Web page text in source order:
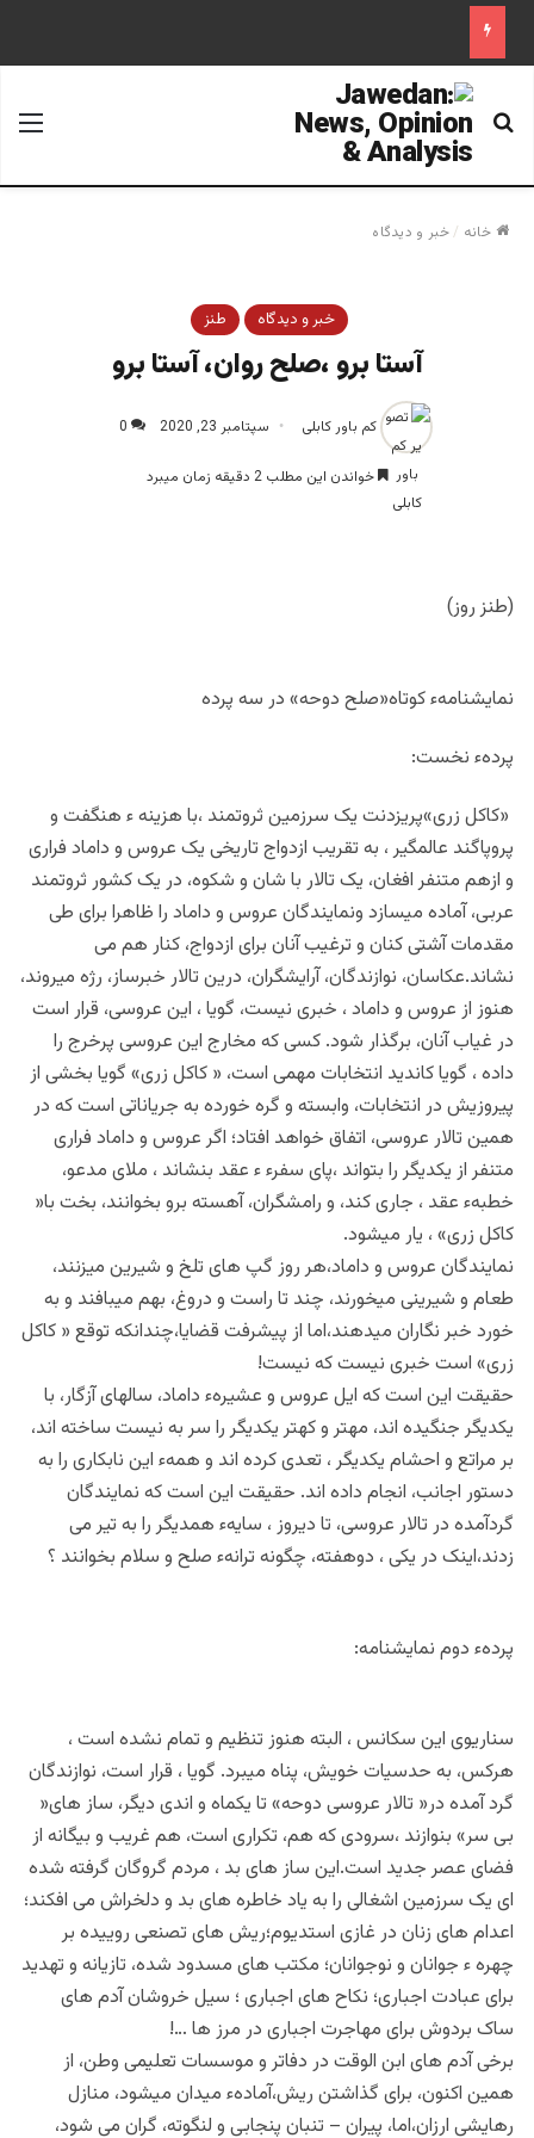
جستجو برای
خانه /خبر و دیدگاه
خبر و دیدگاه طنز
آستا برو ،صلح روان، آستا برو
کم باور کابلی سپتامبر 23, 2020 0
خواندن این مطلب 2 دقیقه زمان میبرد
(طنز روز)
نمایشنامهء کوتاه«صلح دوحه» در سه پرده
پردهء نخست:
«کاکل زری»پریزدنت یک سرزمین ثروتمند ،با هزینه ء هنگفت و
پروپاگند عالمگیر ، به تقریب ازدواج تاریخی یک عروس و داماد فراری
و ازهم متنفر افغان، یک تالار با شان و شکوه، در یک کشور ثروتمند
عربی، آماده میسازد ونمایندگان عروس و داماد را ظاهرا برای طی
مقدمات آشتی کنان و ترغیب آنان برای ازدواج، کنار هم می
نشاند.عکاسان، نوازندگان، آرایشگران، درین تالار خبرساز، رژه میروند،
هنوز از عروس و داماد ، خبری نیست، گویا ، این عروسی، قرار است
در غیاب آنان، برگذار شود. کسی که مخارج این عروسی پرخرج را
داده ، گویا کاندید انتخابات مهمی است، « کاکل زری» گویا بخشی از
پیروزیش در انتخابات، وابسته و گره خورده به جریاناتی است که در
همین تالار عروسی، اتفاق خواهد افتاد؛ اگر عروس و داماد فراری
متنفر از یکدیگر را بتواند ،پای سفرء ء عقد بنشاند ، ملای مدعو،
خطبهء عقد ، جاری کند، و رامشگران، آهسته برو بخوانند، بخت با«
کاکل زری» ، یار میشود‍.
نمایندگان عروس و داماد،هر روز گپ های تلخ و شیرین میزنند،
طعام و شیرینی میخورند، چند تا راست و دروغ، بهم میبافند و به
خورد خبر نگاران میدهند،اما از پیشرفت قضایا،چندانکه توقع « کاکل
زری» است خبری نیست که نیست!
حقیقت این است که ایل عروس و عشیرهء داماد، سالهای آزگار، با
یکدیگر جنگیده اند، مهتر و کهتر یکدیگر را سر به نیست ساخته اند،
بر مراتع و احشام یکدیگر ، تعدی کرده اند و همهء این نابکاری را به
دستور اجانب، انجام داده اند. حقیقت این است که نمایندگان
گردآمده در تالار عروسی، تا دیروز ، سایهء همدیگر را به تیر می
زدند،اینک در یکی ، دوهفته، چگونه ترانهء صلح و سلام بخوانند ؟
پردهء دوم نمایشنامه:
سناریوی این سکانس ، البته هنوز تنظیم و تمام نشده است ،
هرکس، به حدسیات خویش، پناه میبرد. گویا ، قرار است، نوازندگان
گرد آمده در« تالار عروسی دوحه» تا یکماه و اندی دیگر، ساز های«
بی سر» بنوازند ،سرودی که هم، تکراری است، هم غریب و بیگانه از
فضای عصر جدید است.این ساز های بد ، مردم گروگان گرفته شده
ای یک سرزمین اشغالی را به یاد خاطره های بد و دلخراش می افکند؛
اعدام های زنان در غازی استدیوم؛ریش های تصنعی روییده بر
چهره ء جوانان و نوجوانان؛ مکتب های مسدود شده، تازیانه و تهدید
برای عبادت اجباری؛ نکاح های اجباری ؛ سیل خروشان آدم های
ساک بردوش برای مهاجرت اجباری در مرز ها …!
برخی آدم های ابن الوقت در دفاتر و موسسات تعلیمی وطن، از
همین اکنون، برای گذاشتن ریش،آمادهء میدان میشود، منازل
رهایشی ارزان،اما، پیران – تنبان پنجابی و لنگوته، گران می شود،